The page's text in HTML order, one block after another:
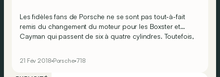
Les fidèles fans de Porsche ne se sont pas tout-à-fait
remis du changement du moteur pour les Boxster et
Cayman qui passent de six à quatre cylindres. Toutefois,
21 Fév 2018 Porsche 718